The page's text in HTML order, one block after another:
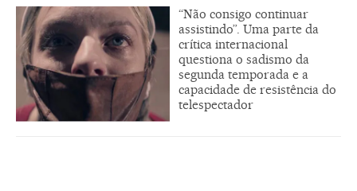
“Não consigo continuar
assistindo”. Uma parte da
crítica internacional
questiona o sadismo da
segunda temporada e a
capacidade de resistência do
telespectador